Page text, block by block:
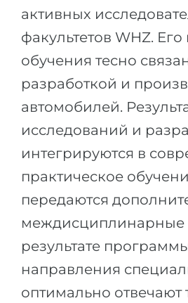
Тест Голланда
Тест Карта Интересов
Тест RIASEC
Успех
100%
Наши студенты
КОНСУЛЬТАЦИЯ!
ПОСТУПАЕМ ИЗ...
Россия
Украина
Казахстан
ЗАПИСАТЬСЯ НА
активных
факультетов WHZ.
обучения тесно
разработкой и
автомобилей.
исследований и
интегрируются в
практическое
передаются
междисциплинарные
результате
направления
оптимально отвечают